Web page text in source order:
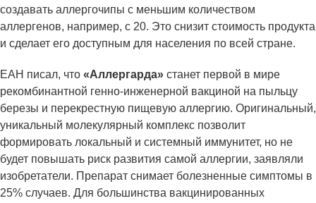
создавать аллергочипы с меньшим количеством
аллергенов, например, с 20. Это снизит стоимость продукта
и сделает его доступным для населения по всей стране.
ЕАН писал, что «Аллергарда» станет первой в мире
рекомбинантной генно-инженерной вакциной на пыльцу
березы и перекрестную пищевую аллергию. Оригинальный,
уникальный молекулярный комплекс позволит
формировать локальный и системный иммунитет, но не
будет повышать риск развития самой аллергии, заявляли
изобретатели. Препарат снимает болезненные симптомы в
25% случаев. Для большинства вакцинированных